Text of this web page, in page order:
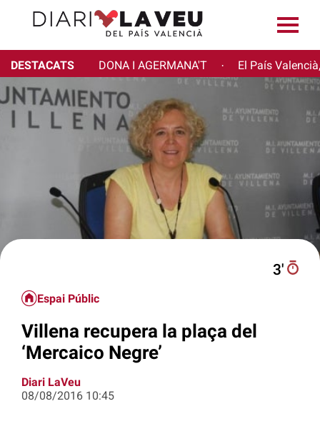
DESTACATS DONA I AGERMANA'T · El País
3′
Espai Públic
Villena recupera la plaça del
‘Mercaico Negre’
Diari LaVeu
08/08/2016 10:45